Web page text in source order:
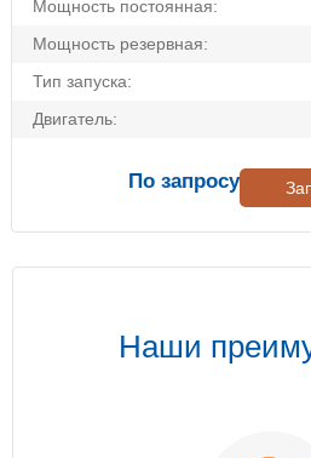
Мощность постоянная:
Мощность резервная:
Тип запуска:
Двигатель:
По запросу
Наши